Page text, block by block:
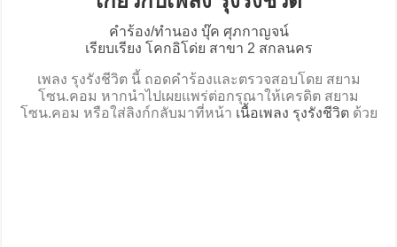
คำร้อง/ทำนอง บุ๊ค ศุภกาญจน์
เรียบเรียง โคกอิโด่ย สาขา 2 สกลนคร
เพลง รุงรังชีวิต นี้ ถอดคำร้องและตรวจสอบโดย สยาม
โซน.คอม หากนำไปเผยแพร่ต่อกรุณาให้เครดิต สยาม
โซน.คอม หรือใส่ลิงก์กลับมาที่หน้า เนื้อเพลง รุงรังชีวิตด้วย